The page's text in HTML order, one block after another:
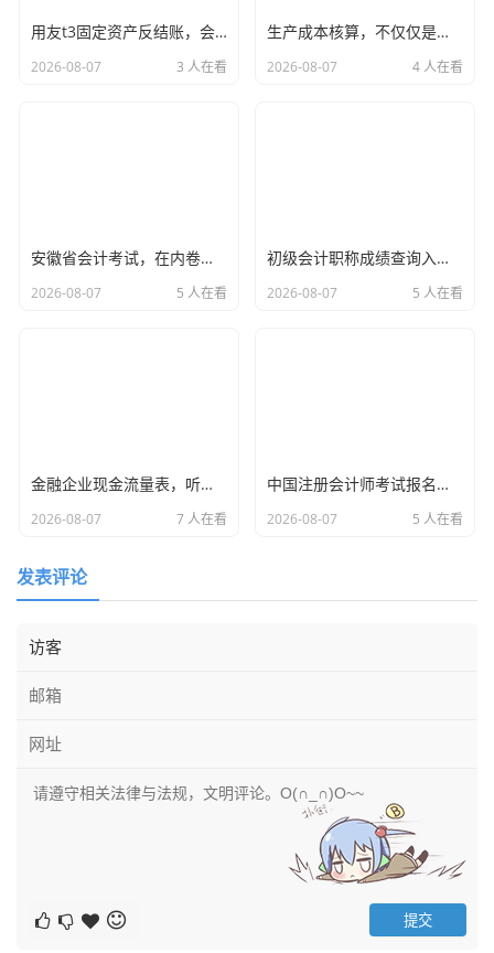
买下了店面旁边的店铺，花了 50 万元（为了简化，不考虑
增值税）。
购买面粉、牛肉、调料等，花费 2 万元，钱已付。
这是存货,是流动资产。
钱。
这就涉及到了商业信用。
生活实例解读：
老李的钱（负债增加），这就是“应付账款”的魅力,让你在没
支付本月房租 1 万元，水电费 2000 元。
这些是为了维持经营发生的费用,直接减少当期利润。
用友t3固定资产反结账，会计人深夜的后悔药与职场进阶指南
2026-08-07 3 人在看
生产成本核算，不仅仅是数字游戏，更是企业生存的生死线
2026-08-07 4 人在看
安徽省会计考试，在内卷与机遇中，寻找安徽会计人的破局之道
2026-08-07 5 人在看
初级会计职称成绩查询入口开启那一刻，我看到了会计人的众生相
2026-08-07 5 人在看
金融企业现金流量表，听诊资本心跳的听诊器，别被纸面富贵迷了眼
2026-08-07 7 人在看
中国注册会计师考试报名官网，那个让你又爱又恨的战场入口，我陪你聊聊
2026-08-07 5 人在看
发表评论